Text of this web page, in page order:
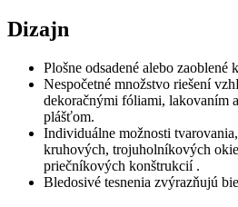
Dizajn
Plošne odsadené alebo zaoblené
Nespočetné množstvo riešení
dekoračnými fóliami, lakovaním
plášťom.
Individuálne možnosti
kruhových, trojuholníkových
priečníkových konštrukcií .
Bledosivé tesnenia zvýrazňujú